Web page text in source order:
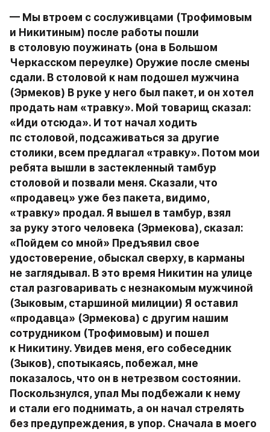
— Мы втроем с сослуживцами (Трофимовым
и Никитиным) после работы пошли
в столовую поужинать (она в Большом
Черкасском переулке) Оружие после смены
сдали. В столовой к нам подошел мужчина
(Эрмеков) В руке у него был пакет, и он хотел
продать нам «травку». Мой товарищ сказал:
«Иди отсюда». И тот начал ходить
пс столовой, подсаживаться за другие
столики, всем предлагал «травку». Потом мои
ребята вышли в застекленный тамбур
столовой и позвали меня. Сказали, что
«продавец» уже без пакета, видимо,
«травку» продал. Я вышел в тамбур, взял
за руку этого человека (Эрмекова), сказал:
«Пойдем со мной» Предъявил свое
удостоверение, обыскал сверху, в карманы
не заглядывал. В это время Никитин на улице
стал разговаривать с незнакомым мужчиной
(Зыковым, старшиной милиции) Я оставил
«продавца» (Эрмекова) с другим нашим
сотрудником (Трофимовым) и пошел
к Никитину. Увидев меня, его собеседник
(Зыков), спотыкаясь, побежал, мне
показалось, что он в нетрезвом состоянии.
Поскользнулся, упал Мы подбежали к нему
и стали его поднимать, а он начал стрелять
без предупреждения, в упор. Сначала в моего